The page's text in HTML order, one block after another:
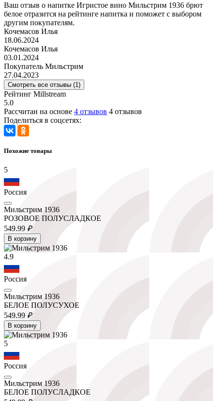
Ваш отзыв о напитке Игристое вино Мильстрим 1936 брют
белое отразится на рейтинге напитка и поможет с выбором
другим покупателям.
Кочемасов Илья
18.06.2024
Кочемасов Илья
03.01.2024
Покупатель Мильстрим
27.04.2023
Смотреть все отзывы (1)
Рейтинг Millstream
5.0
Рассчитан на основе 4 отзывов 4 отзывов
Поделиться в соцсетях:
Похожие товары
5
Россия
Мильстрим 1936
РОЗОВОЕ ПОЛУСЛАДКОЕ
549.99 ₽
В корзину
4.9
Россия
Мильстрим 1936
БЕЛОЕ ПОЛУСУХОЕ
549.99 ₽
В корзину
5
Россия
Мильстрим 1936
БЕЛОЕ ПОЛУСЛАДКОЕ